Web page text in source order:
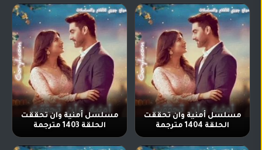
مسلسل أمنية وان تحققت
الحلقة 1404 مترجمة
مسلسل أمنية وان تحققت
الحلقة 1403 مترجمة